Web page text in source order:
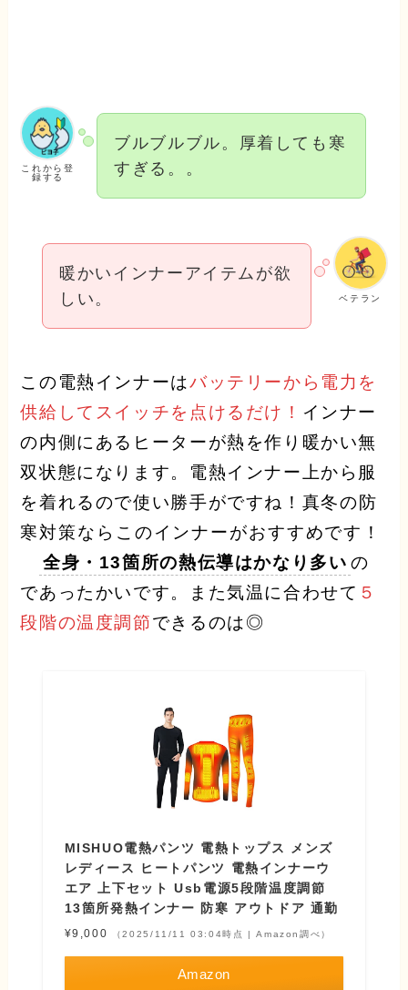
これから登
録する
ブルブルブル。厚着しても寒
すぎる。。
ベテラン
暖かいインナーアイテムが欲
しい。
この電熱インナーはバッテリーから電力を
供給してスイッチを点けるだけ！ インナー
の内側にあるヒーターが熱を作り暖かい無
双状態になります。電熱インナー上から服
を着れるので使い勝手がですね！ 真冬の防
寒対策ならこのインナーがおすすめです！
全身・13箇所の熱伝導はかなり多い の
であったかいです。また気温に合わせて ５
段階の温度調節できるのは◎
MISHUO電熱パンツ 電熱トップス メンズ
レディース ヒートパンツ 電熱インナーウ
エア 上下セット Usb電源5段階温度調節
13箇所発熱インナー 防寒 アウトドア 通勤
¥9,000 （2025/11/11 03:04時点 | Amazon調べ）
Amazon